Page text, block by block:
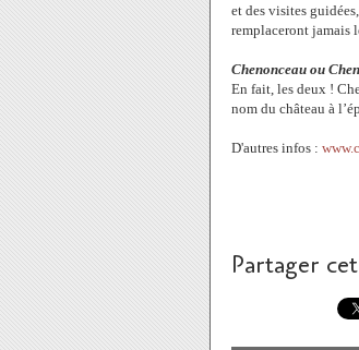
et des visites
remplaceront jamais
Chenonceau ou
En fait, les deux !
nom du château à
D'autres infos :
Partager